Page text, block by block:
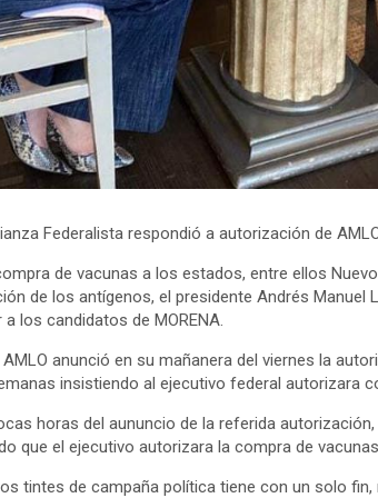
Federalista respondió a autorización de
de vacunas a los estados, entre ellos
de los antígenos, el presidente Andrés Manuel
los candidatos de MORENA.
anunció en su mañanera del viernes la
insistiendo al ejecutivo federal autorizara
horas del aununcio de la referida
que el ejecutivo autorizara la compra de
tintes de campaña política tiene con un solo fin,